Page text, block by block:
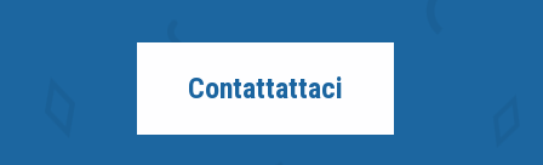
Contattattaci